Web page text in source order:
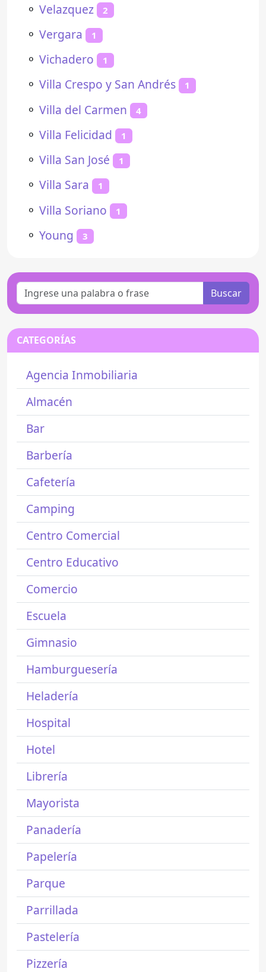
⚬ Velazquez 2
⚬ Vergara 1
⚬ Vichadero 1
⚬ Villa Crespo y San Andrés 1
⚬ Villa del Carmen 4
⚬ Villa Felicidad 1
⚬ Villa San José 1
⚬ Villa Sara 1
⚬ Villa Soriano 1
⚬ Young 3
Buscar
CATEGORÍAS
Agencia Inmobiliaria
Almacén
Bar
Barbería
Cafetería
Camping
Centro Comercial
Centro Educativo
Comercio
Escuela
Gimnasio
Hamburguesería
Heladería
Hospital
Hotel
Librería
Mayorista
Panadería
Papelería
Parque
Parrillada
Pastelería
Pizzería